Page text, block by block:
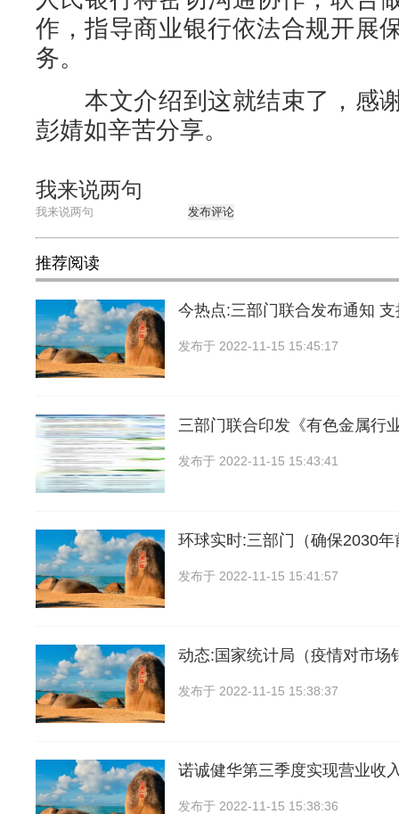
作，指导商业银行依法合规开展
务。
本文介绍到这就结束了，感
彭婧如辛苦分享。
我来说两句
发布评论
推荐阅读
今热点:三部门联合发布通知
发布于 2022-11-15 15:45:17
三部门联合印发《有色金属行
发布于 2022-11-15 15:43:41
环球实时:三部门（确保2030
发布于 2022-11-15 15:41:57
动态:国家统计局（疫情对市场
发布于 2022-11-15 15:38:37
诺诚健华第三季度实现营业收
发布于 2022-11-15 15:38:36